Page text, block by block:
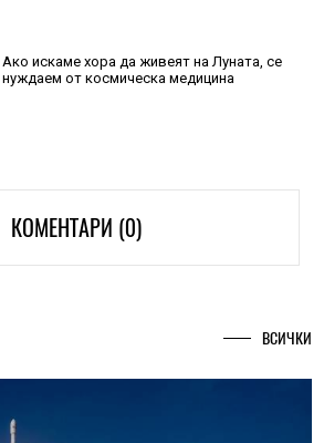
Ако искаме хора да живеят на Луната, се
нуждаем от космическа медицина
КОМЕНТАРИ (0)
ВСИЧКИ